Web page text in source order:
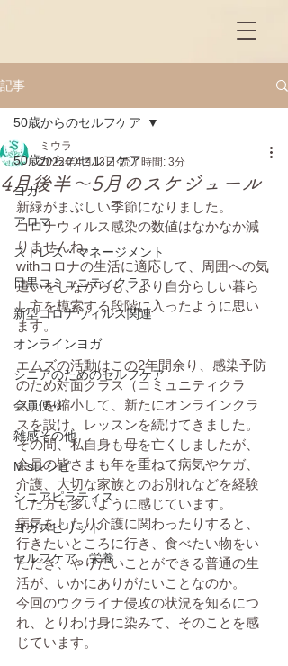
記事
50歳からのセルフケア
ヨガ
アロマ
ストレス・マネージメント
目黒コミュニティクラス
新型コロナウィルス関連
オンラインヨガ
シニアのためのセルフケア
会員便り
雑感その他
M'sレシピ
シニアピラティス
ヨガスピリット
セルフケア、栄養
50歳からのセルフケア
4月後半～5月のスケジュール
ミウラ
2022年4月13日 読了時間: 3分
新緑がまぶしい季節になりました。
コロナウィルス感染の数値はなかなか減
りませんね。
withコロナの生活に適応して、周囲への気
遣いをしながらも、より自分らしい暮ら
し方を模索する段階に入ったように思い
ます。
エムズの活動はこの2年間余り、感染予防
のため対面クラス（コミュニティクラ
ス）を縮小して、新たにオンラインクラ
スを設け、レッスンを続けてきました。
その間、私自身も母を亡くしましたが、
会員の皆さまも年を重ねて病気やケガ、
介護、大切な家族とのお別れなどを経験
した方も多いように感じています。
病気をしたり介護に関わったりすると、
行きたいところに行き、食べたい物をい
ただき、やりたいことができる普通の生
活が、いかにありがたいことなのか。
今回のウクライナ侵攻の状況を知るにつ
れ、とりわけ身に染みて、そのことを感
じています。